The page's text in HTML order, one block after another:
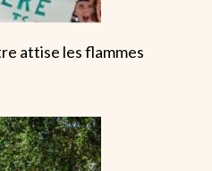
attise les flammes